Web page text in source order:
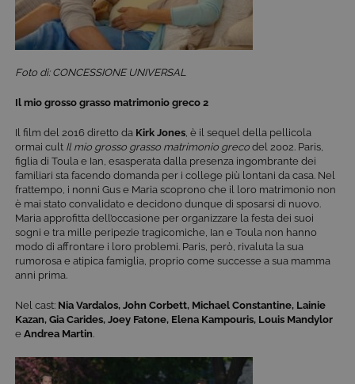
Foto di: CONCESSIONE UNIVERSAL
Il mio grosso grasso matrimonio greco 2
Il film del 2016 diretto da Kirk Jones , è il sequel della pellicola
ormai cult Il mio grosso grasso matrimonio greco del 2002. Paris,
figlia di Toula e Ian, esasperata dalla presenza ingombrante dei
familiari sta facendo domanda per i college più lontani da casa. Nel
frattempo, i nonni Gus e Maria scoprono che il loro matrimonio non
è mai stato convalidato e decidono dunque di sposarsi di nuovo.
Maria approfitta dell’occasione per organizzare la festa dei suoi
sogni e tra mille peripezie tragicomiche, Ian e Toula non hanno
modo di affrontare i loro problemi. Paris, però, rivaluta la sua
rumorosa e atipica famiglia, proprio come successe a sua mamma
anni prima.
Nel cast: Nia Vardalos, John Corbett, Michael Constantine, Lainie
Kazan, Gia Carides, Joey Fatone, Elena Kampouris, Louis Mandylor
e Andrea Martin